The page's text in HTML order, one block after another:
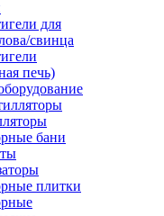
для
свинца
печь)
бани
плитки